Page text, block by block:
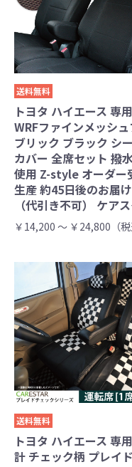
送料無料
トヨタ ハイエース 専用
WRFファインメッシ
ブリック ブラック シ
カバー 全席セット 撥
使用 Z-style オーダー
生産 約45日後のお届け
（代引き不可） ケア
￥14,200 ～ ￥24,800（税
送料無料
トヨタ ハイエース 専
計 チェック柄 プレイ